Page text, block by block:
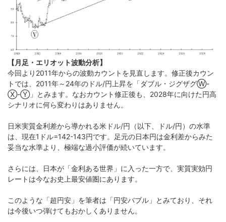
【月足・エリオット波動分析】
今回より2011年からの波動カウントを見直します。修正後カウン
トでは、2011年～24年のドル/円上昇を「ダブル・ジグザグⓌ-
Ⓧ-Ⓨ」とみます。なおカウント修正後も、2028年に向けた円高
シナリオに何ら変わりはありません。
日米実質金利差から導かれる米ドル/円（以下、ドル/円）の水準
は、現在1ドル=142-143円です。足元の日本円は金利差からみた
妥当な水準より、極端な過小評価が続いています。
さらには、日本が「金利ある世界」に入った一方で、実質実効円
レートは今なお史上最安値圏にあります。
このような「超円安」を筆者は「円安バブル」とみており、それ
は今後いつ弾けてもおかしくありません。